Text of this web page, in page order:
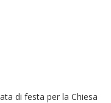
e gli incendi
Vercelli introduce
dell’acqua
si estende il
di festa per la Chiesa